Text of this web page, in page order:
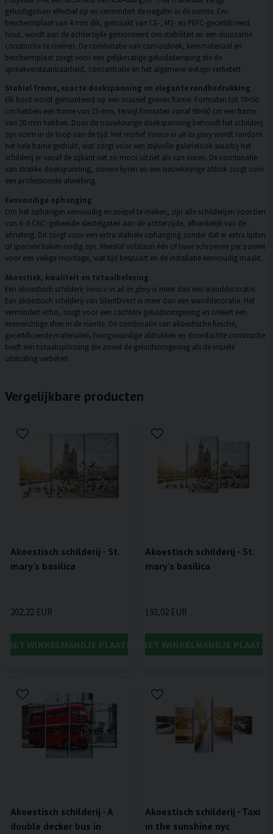
geluidsgolven effectief op en vermindert de nagalm in de ruimte. Een
beschermplaat van 4 mm dik, gemaakt van CE-, M1- en PEFC-gecertificeerd
hout, wordt aan de achterzijde gemonteerd om stabiliteit en een duurzame
constructie te creëren. De combinatie van canvasdoek, kernmateriaal en
beschermplaat zorgt voor een gelijkmatige geluidsdemping die de
spraakverstaanbaarheid, concentratie en het algemene welzijn verbetert.
Stabiel frame, exacte doekspanning en elegante randbedrukking
Elk bord wordt gemonteerd op een massief grenen frame. Formaten tot 70×50
cm hebben een frame van 15 mm, terwijl formaten vanaf 90×60 cm een frame
van 20 mm hebben. Door de nauwkeurige doekspanning behoudt het schilderij
zijn vorm in de loop van de tijd. Het motief Venice in all its glorywordt rondom
het hele frame gedrukt, wat zorgt voor een stijlvolle galerielook waarbij het
schilderij er vanaf de zijkant net zo mooi uitziet als van voren. De combinatie
van strakke doekspanning, zuivere lijnen en een nauwkeurige afdruk zorgt voor
een professionele afwerking.
Eenvoudige ophanging
Om het ophangen eenvoudig en soepel te maken, zijn alle schilderijen voorzien
van 6–8 CNC-gefreesde sleutelgaten aan de achterzijde, afhankelijk van de
afmeting. Dit zorgt voor een extra stabiele ophanging zonder dat er extra lijsten
of speciale haken nodig zijn. Meestal volstaan één of twee schroeven per paneel
voor een veilige montage, wat tijd bespaart en de installatie eenvoudig maakt.
Akoestiek, kwaliteit en totaalbeleving
Een akoestisch schilderij Venice in all its gloryis meer dan een wanddecoratie.
Een akoestisch schilderij van SilentDirect is meer dan een wanddecoratie. Het
vermindert echo, zorgt voor een zachtere geluidsomgeving en creëert een
evenwichtige sfeer in de ruimte. De combinatie van akoestische functie,
gecertificeerde materialen, hoogwaardige afdrukken en doordachte constructie
biedt een totaaloplossing die zowel de geluidsomgeving als de visuele
uitstraling verbetert.
Vergelijkbare producten
Akoestisch schilderij - St.
mary's basilica
202,22 EUR
HET WINKELMANDJE PLAATSEN
Akoestisch schilderij - St.
mary's basilica
193,02 EUR
IN HET WINKELMANDJE
Akoestisch schilderij - A
double decker bus in
Akoestisch schilderij - Taxi
in the sunshine nyc